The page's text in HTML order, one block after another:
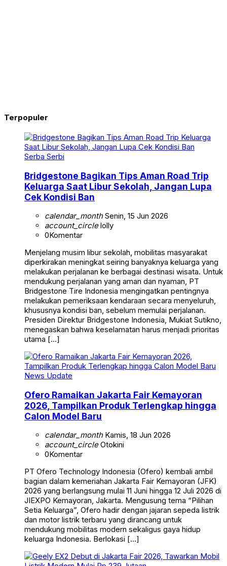
Terpopuler
Serba Serbi
Bridgestone Bagikan Tips Aman Road Trip
Keluarga Saat Libur Sekolah, Jangan Lupa
Cek Kondisi Ban
calendar_monthSenin, 15 Jun 2026
account_circlelolly
0Komentar
Menjelang musim libur sekolah, mobilitas masyarakat
diperkirakan meningkat seiring banyaknya keluarga yang
melakukan perjalanan ke berbagai destinasi wisata. Untuk
mendukung perjalanan yang aman dan nyaman, PT
Bridgestone Tire Indonesia mengingatkan pentingnya
melakukan pemeriksaan kendaraan secara menyeluruh,
khususnya kondisi ban, sebelum memulai perjalanan.
Presiden Direktur Bridgestone Indonesia, Mukiat Sutikno,
menegaskan bahwa keselamatan harus menjadi prioritas
utama […]
News Update
Ofero Ramaikan Jakarta Fair Kemayoran
2026, Tampilkan Produk Terlengkap hingga
Calon Model Baru
calendar_monthKamis, 18 Jun 2026
account_circleOtokini
0Komentar
PT Ofero Technology Indonesia (Ofero) kembali ambil
bagian dalam kemeriahan Jakarta Fair Kemayoran (JFK)
2026 yang berlangsung mulai 11 Juni hingga 12 Juli 2026 di
JIEXPO Kemayoran, Jakarta. Mengusung tema “Pilihan
Setia Keluarga”, Ofero hadir dengan jajaran sepeda listrik
dan motor listrik terbaru yang dirancang untuk
mendukung mobilitas modern sekaligus gaya hidup
keluarga Indonesia. Berlokasi […]